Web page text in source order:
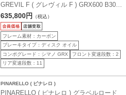
GREVIL F ( グレヴィル F ) GRX600 B301
ICELAND Black ( アイスランドブラック )
50 (適応身長目安165cm前後)
635,800円 （税込）
フレーム素材：カーボン
ブレーキタイプ：ディスク オイル
コンポグレード：シマノ GRX
フロント変速段数：2
リア変速段数：11
PINARELLO ( ピナレロ )
PINARELLO ( ピナレロ ) グラベルロード